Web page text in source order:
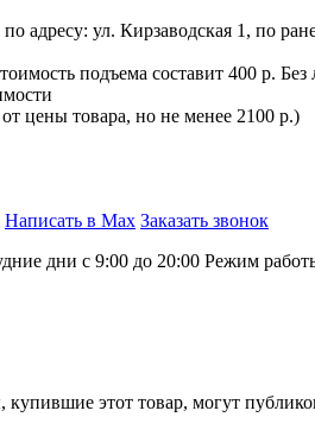
адресу: ул. Кирзаводская 1, по
подъема составит 400 р.
цены товара, но не менее 2100 р.)
Написать в Max Заказать звонок
дни с 9:00 до 20:00 Режим
купившие этот товар, могут